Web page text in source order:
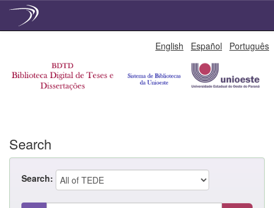
English Español Português
Search
Search: